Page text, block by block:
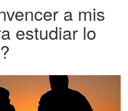
a mis
estudiar lo